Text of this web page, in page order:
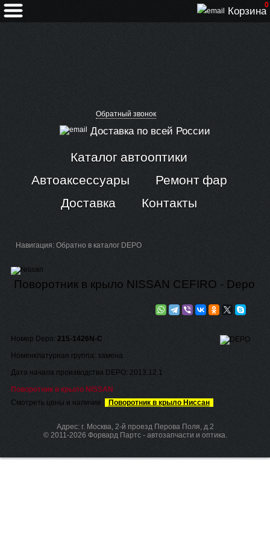
Обратный звонок
Доставка по всей России
Корзина
0
Каталог автооптики
Автоаксессуары
Ремонт фар
Доставка
Контакты
Навигация: Обратно в каталог DEPO
Поворотник в крыло NISSAN CEFIRO - Depo
Номер Depo: 215-1426N-C
Номенклатурная группа: замена
Дата начала производства DEPO: 2013.12.1
Поворотник в крыло NISSAN
Смотреть цены и наличие:
Поворотник в крыло Ниссан
Адрес: г. Москва, 2-й проезд Перова Поля, д.2
© 2011-2026 Форвард Партс - автозапчасти и оптика.